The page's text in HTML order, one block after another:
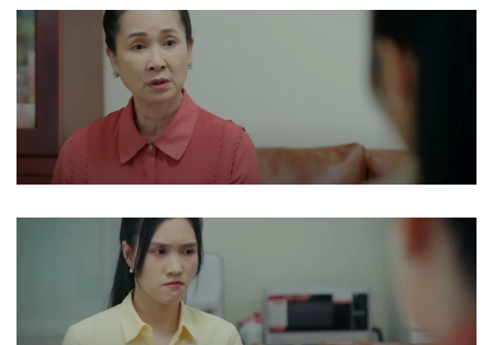
Thế giới
Cuộc sống đó đây
Multimedia
Ảnh